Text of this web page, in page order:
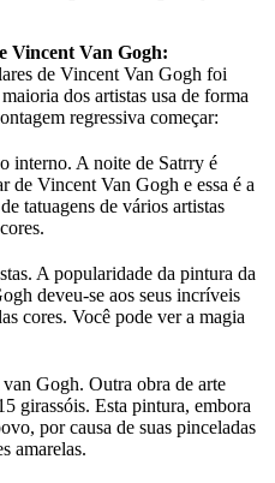
Vincent Van Gogh:
de Vincent Van Gogh foi
dos artistas usa de forma
regressiva começar:
interno. A noite de Satrry é
de Vincent Van Gogh e essa é a
tatuagens de vários artistas
A popularidade da pintura da
deveu-se aos seus incríveis
cores. Você pode ver a magia
Gogh. Outra obra de arte
girassóis. Esta pintura, embora
por causa de suas pinceladas
amarelas.